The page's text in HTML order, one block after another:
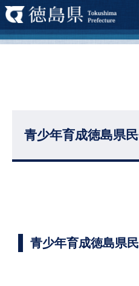
青少年育成徳島県
青少年育成徳島県